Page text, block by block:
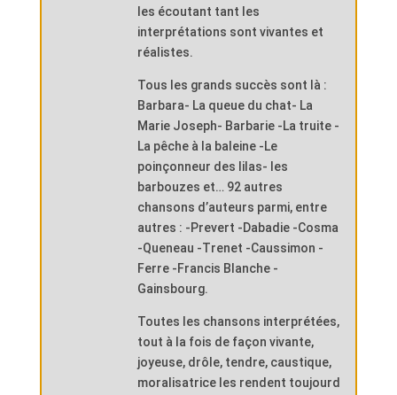
les écoutant tant les
interprétations sont vivantes et
réalistes.
Tous les grands succès sont là :
Barbara- La queue du chat- La
Marie Joseph- Barbarie -La truite -
La pêche à la baleine -Le
poinçonneur des lilas- les
barbouzes et… 92 autres
chansons d’auteurs parmi, entre
autres : -Prevert -Dabadie -Cosma
-Queneau -Trenet -Caussimon -
Ferre -Francis Blanche -
Gainsbourg.
Toutes les chansons interprétées,
tout à la fois de façon vivante,
joyeuse, drôle, tendre, caustique,
moralisatrice les rendent toujourd